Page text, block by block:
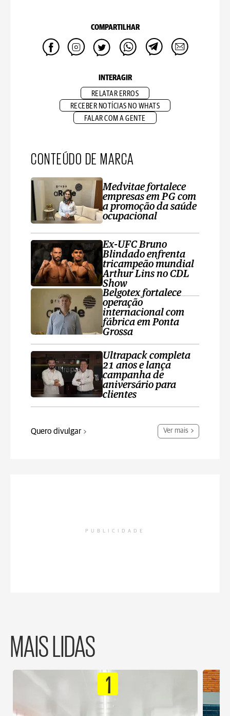
COMPARTILHAR
INTERAGIR
RELATAR ERROS
RECEBER NOTÍCIAS NO WHATS
FALAR COM A GENTE
CONTEÚDO DE MARCA
Medvitae fortalece
empresas em PG com
a promoção da saúde
ocupacional
Ex-UFC Bruno
Blindado enfrenta
tricampeão mundial
Arthur Lins no CDL
Show
Belgotex fortalece
operação
internacional com
fábrica em Ponta
Grossa
Ultrapack completa
21 anos e lança
campanha de
aniversário para
clientes
Quero divulgar Ver mais
PUBLICIDADE
MAIS LIDAS
1